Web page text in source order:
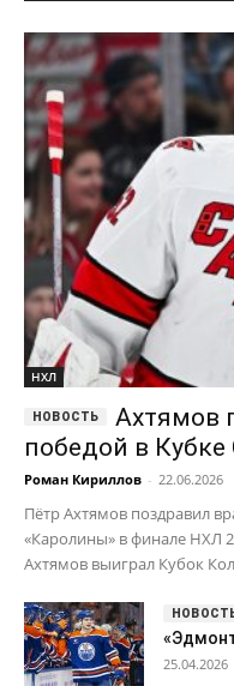
НХЛ
Ахтямов
победой в Кубке
Роман Кириллов - 22.06.2026
Пётр Ахтямов поздравил
«Каролины» в финале НХЛ
Ахтямов выиграл Кубок
25.04.2026